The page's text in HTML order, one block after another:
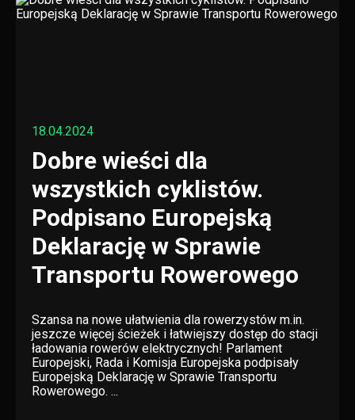
18.04.2024
Dobre wieści dla
wszystkich cyklistów.
Podpisano Europejską
Deklarację w Sprawie
Transportu Rowerowego
Szansa na nowe ułatwienia dla rowerzystów m.in.
jeszcze więcej ścieżek i łatwiejszy dostęp do stacji
ładowania rowerów elektrycznych! Parlament
Europejski, Rada i Komisja Europejska podpisały
Europejską Deklarację w Sprawie Transportu
Rowerowego. ...